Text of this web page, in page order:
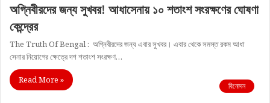
অগ্নিবীরদের জন্য সুখবর! আধাসেনায় ১০ শতাংশ সংরক্ষণের ঘোষণা
কেন্দ্রের
The Truth Of Bengal : অগ্নিবীরদের জন্য এবার সুখবর। এবার থেকে সমস্ত রকম আধা
সেনার নিয়োগের ক্ষেত্রে দশ শতাংশ সংরক্ষণ…
Read More »
বিনোদন